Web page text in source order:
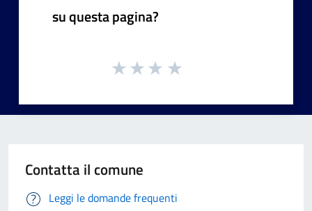
su questa pagina?
Contatta il comune
Leggi le domande frequenti